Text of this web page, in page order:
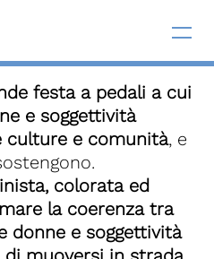
festa a pedali a cui
e soggettività
culture e comunità, e
colorata ed
la coerenza tra
donne e soggettività